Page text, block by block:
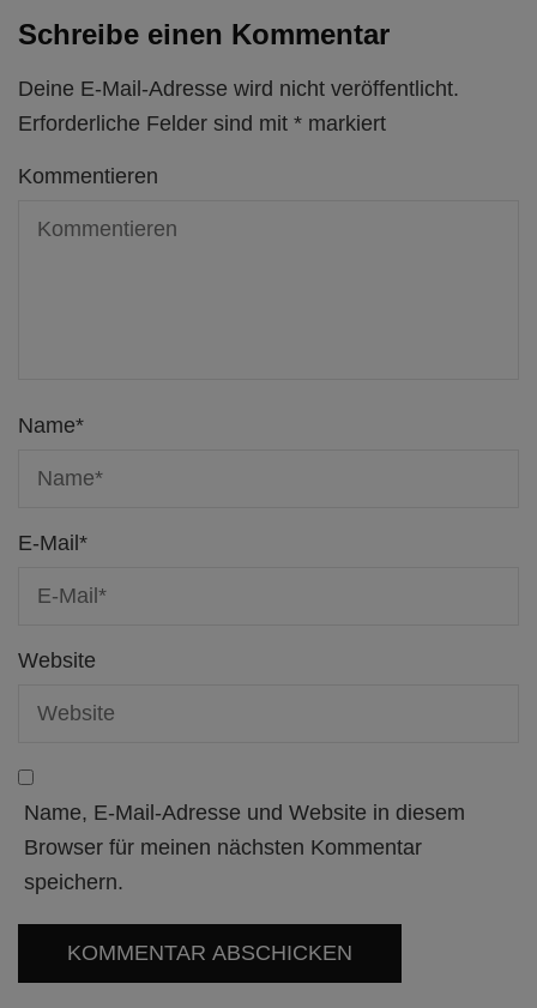
Schreibe einen Kommentar
Deine E-Mail-Adresse wird nicht veröffentlicht.
Erforderliche Felder sind mit * markiert
Kommentieren
Name*
E-Mail *
Website
Name, E-Mail-Adresse und Website in diesem
Browser für meinen nächsten Kommentar
speichern.